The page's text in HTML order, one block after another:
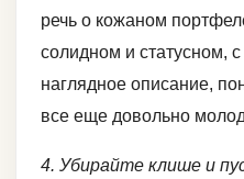
речь о кожаном
солидном и статусном,
наглядное описание,
все еще довольно
4. Убирайте клише и